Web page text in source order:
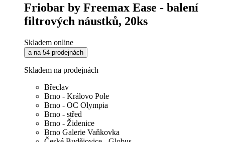
Friobar by Freemax Ease - balení
filtrových náustků, 20ks
Skladem online
a na 54 prodejnách
Skladem na prodejnách
Břeclav
Brno - Královo Pole
Brno - OC Olympia
Brno - střed
Brno - Židenice
Brno Galerie Vaňkovka